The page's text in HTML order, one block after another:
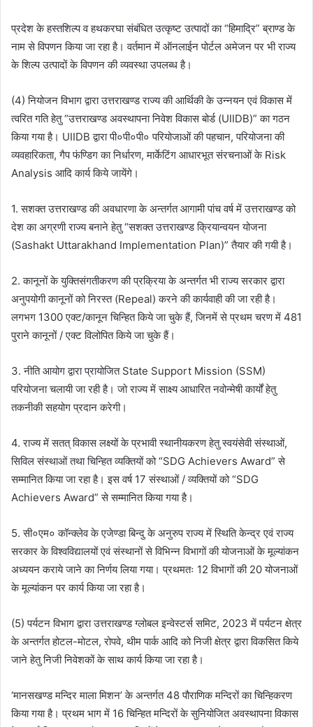
प्रदेश के हस्तशिल्प व हथकरघा संबंधित उत्कृष्ट उत्पादों का “हिमाद्रि” ब्राण्ड के
नाम से विपणन किया जा रहा है। वर्तमान में ऑनलाईन पोर्टल अमेजन पर भी राज्य
के शिल्प उत्पादों के विपणन की व्यवस्था उपलब्ध है।
(4) नियोजन विभाग द्वारा उत्तराखण्ड राज्य की आर्थिकी के उन्नयन एवं विकास में
त्वरित गति हेतु “उत्तराखण्ड अवस्थापना निवेश विकास बोर्ड (UIIDB)” का गठन
किया गया है। UIIDB द्वारा पी०पी०पी० परियोजाओं की पहचान, परियोजना की
व्यवहारिकता, गैप फंण्डिग का निर्धारण, मार्केटिंग आधारभूत संरचनाओं के Risk
Analysis आदि कार्य किये जायेंगे।
1. सशक्त उत्तराखण्ड की अवधारणा के अन्तर्गत आगामी पांच वर्ष में उत्तराखण्ड को
देश का अग्रणी राज्य बनाने हेतु “सशक्त उत्तराखण्ड क्रियान्वयन योजना
(Sashakt Uttarakhand Implementation Plan)” तैयार की गयी है।
2. कानूनों के युक्तिसंगतीकरण की प्रक्रिया के अन्तर्गत भी राज्य सरकार द्वारा
अनुपयोगी कानूनों को निरस्त (Repeal) करने की कार्यवाही की जा रही है।
लगभग 1300 एक्ट/कानून चिन्हित किये जा चुके हैं, जिनमें से प्रथम चरण में 481
पुराने कानूनों / एक्ट विलोपित किये जा चुके हैं।
3. नीति आयोग द्वारा प्रायोजित State Support Mission (SSM)
परियोजना चलायी जा रही है। जो राज्य में साक्ष्य आधारित नवोन्मेषी कार्यों हेतु
तकनीकी सहयोग प्रदान करेगी।
4. राज्य में सतत् विकास लक्ष्यों के प्रभावी स्थानीयकरण हेतु स्वयंसेवी संस्थाओं,
सिविल संस्थाओं तथा चिन्हित व्यक्तियों को “SDG Achievers Award” से
सम्मानित किया जा रहा है। इस वर्ष 17 संस्थाओं / व्यक्तियों को “SDG
Achievers Award” से सम्मानित किया गया है।
5. सी०एम० कॉन्क्लेव के एजेण्डा बिन्दु के अनुरुप राज्य में स्थिति केन्द्र एवं राज्य
सरकार के विश्वविद्यालयों एवं संस्थानों से विभिन्न विभागों की योजनाओं के मूल्यांकन
अध्ययन कराये जाने का निर्णय लिया गया। प्रथमतः 12 विभागों की 20 योजनाओं
के मूल्यांकन पर कार्य किया जा रहा है।
(5) पर्यटन विभाग द्वारा उत्तराखण्ड ग्लोबल इन्वेस्टर्स समिट, 2023 में पर्यटन क्षेत्र
के अन्तर्गत होटल-मोटल, रोपवे, थीम पार्क आदि को निजी क्षेत्र द्वारा विकसित किये
जाने हेतु निजी निवेशकों के साथ कार्य किया जा रहा है।
‘मानसखण्ड मन्दिर माला मिशन’ के अन्तर्गत 48 पौराणिक मन्दिरों का चिन्हिकरण
किया गया है। प्रथम भाग में 16 चिन्हित मन्दिरों के सुनियोजित अवस्थापना विकास